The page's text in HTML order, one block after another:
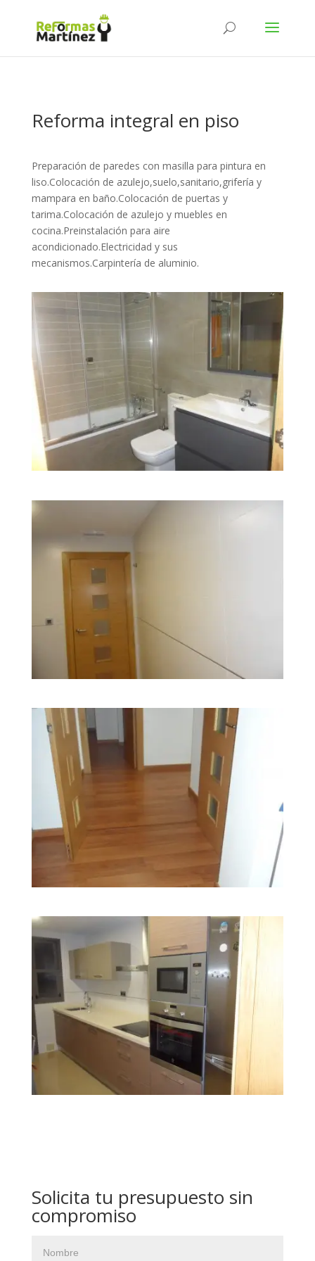
Reforma integral en piso
Preparación de paredes con masilla para pintura en
liso.Colocación de azulejo,suelo,sanitario,grifería y
mampara en baño.Colocación de puertas y
tarima.Colocación de azulejo y muebles en
cocina.Preinstalación para aire
acondicionado.Electricidad y sus
mecanismos.Carpintería de aluminio.
Solicita tu presupuesto sin
compromiso